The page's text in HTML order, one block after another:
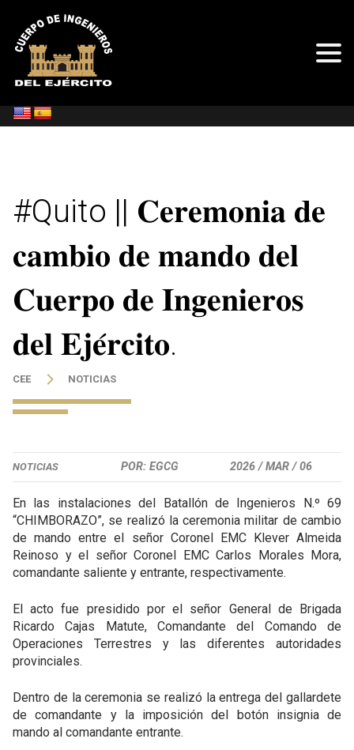
#Quito || 𝐂𝐞𝐫𝐞𝐦𝐨𝐧𝐢𝐚 𝐝𝐞
𝐜𝐚𝐦𝐛𝐢𝐨 𝐝𝐞 𝐦𝐚𝐧𝐝𝐨 𝐝𝐞𝐥
𝐂𝐮𝐞𝐫𝐩𝐨 𝐝𝐞 𝐈𝐧𝐠𝐞𝐧𝐢𝐞𝐫𝐨𝐬
𝐝𝐞𝐥 𝐄𝐣𝐞́𝐫𝐜𝐢𝐭𝐨.
CEE NOTICIAS
NOTICIAS POR: EGCG 2026 / MAR / 06
En las instalaciones del Batallón de Ingenieros N.º 69
“CHIMBORAZO”, se realizó la ceremonia militar de cambio
de mando entre el señor Coronel EMC Klever Almeida
Reinoso y el señor Coronel EMC Carlos Morales Mora,
comandante saliente y entrante, respectivamente.
El acto fue presidido por el señor General de Brigada
Ricardo Cajas Matute, Comandante del Comando de
Operaciones Terrestres y las diferentes autoridades
provinciales.
Dentro de la ceremonia se realizó la entrega del gallardete
de comandante y la imposición del botón insignia de
mando al comandante entrante.